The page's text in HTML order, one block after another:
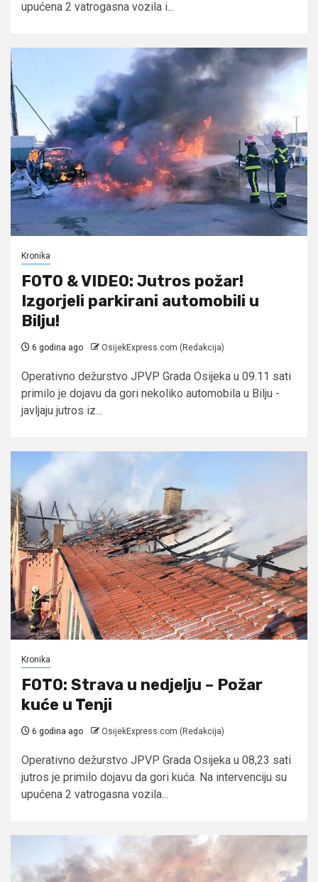
upućena 2 vatrogasna vozila i...
Kronika
FOTO & VIDEO: Jutros požar!
Izgorjeli parkirani automobili u
Bilju!
6 godina ago OsijekExpress.com (Redakcija)
Operativno dežurstvo JPVP Grada Osijeka u 09.11 sati
primilo je dojavu da gori nekoliko automobila u Bilju -
javljaju jutros iz...
Kronika
FOTO: Strava u nedjelju – Požar
kuće u Tenji
6 godina ago OsijekExpress.com (Redakcija)
Operativno dežurstvo JPVP Grada Osijeka u 08,23 sati
jutros je primilo dojavu da gori kuća. Na intervenciju su
upućena 2 vatrogasna vozila...